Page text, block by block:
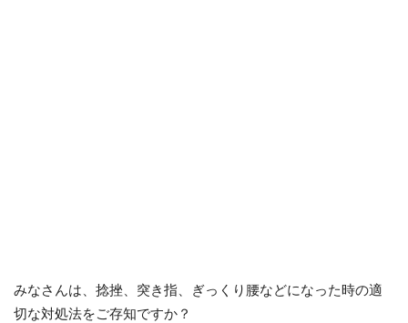
みなさんは、捻挫、突き指、ぎっくり腰などになった時の適
切な対処法をご存知ですか？